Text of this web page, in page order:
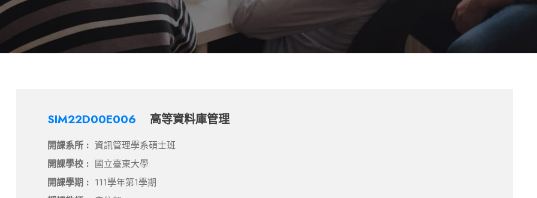
SIM22D00E006 高等資料庫管理
開課系所 : 資訊管理學系碩士班
開課學校 : 國立臺東大學
開課學期 : 111學年第1學期